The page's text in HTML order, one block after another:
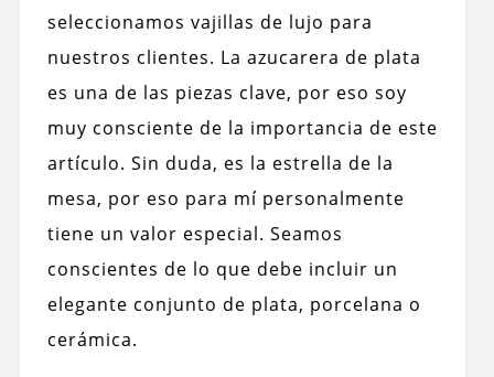
seleccionamos vajillas de lujo para
nuestros clientes. La azucarera de plata
es una de las piezas clave, por eso soy
muy consciente de la importancia de este
artículo. Sin duda, es la estrella de la
mesa, por eso para mí personalmente
tiene un valor especial. Seamos
conscientes de lo que debe incluir un
elegante conjunto de plata, porcelana o
cerámica.